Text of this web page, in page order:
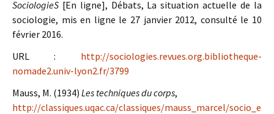
SociologieS [En ligne], Débats, La situation actuelle de la
sociologie, mis en ligne le 27 janvier 2012, consulté le 10
février 2016.
URL : http://sociologies.revues.org.bibliotheque-
nomade2.univ-lyon2.fr/3799
Mauss, M. (1934) Les techniques du corps,
http://classiques.uqac.ca/classiques/mauss_marcel/socio_e